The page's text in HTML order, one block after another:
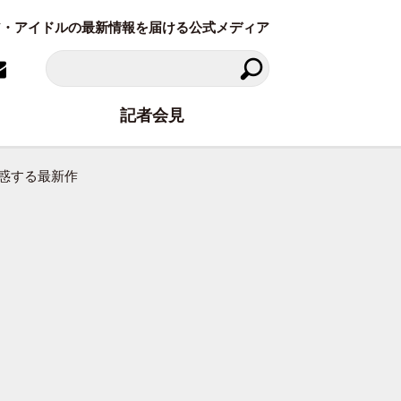
アイドルの最新情報を届ける公式メディア
する最新作
記者会見